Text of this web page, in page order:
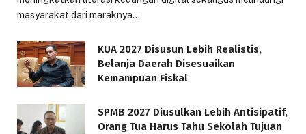
masyarakat dari maraknya…
KUA 2027 Disusun Lebih Realistis,
Belanja Daerah Disesuaikan
Kemampuan Fiskal
SPMB 2027 Diusulkan Lebih Antisipatif,
Orang Tua Harus Tahu Sekolah Tujuan